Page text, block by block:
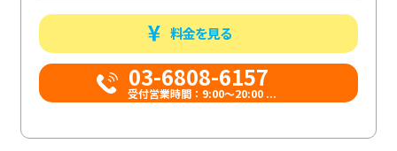
料金を見る
03-6808-6157
受付営業時間：9:00〜20:00 ...